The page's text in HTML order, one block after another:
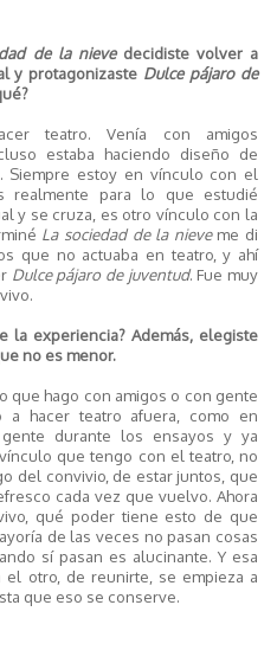
de la nieve decidiste volver a
y protagonizaste Dulce pájaro de
teatro. Venía con amigos
estaba haciendo diseño de
Siempre estoy en vínculo con el
realmente para lo que estudié
y se cruza, es otro vínculo con la
La sociedad de la nieve me di
que no actuaba en teatro, y ahí
Dulce pájaro de juventud. Fue muy
la experiencia? Además, elegiste
no es menor.
que hago con amigos o con gente
a hacer teatro afuera, como en
durante los ensayos y ya
que tengo con el teatro, no
del convivio, de estar juntos, que
cada vez que vuelvo. Ahora
qué poder tiene esto de que
de las veces no pasan cosas
sí pasan es alucinante. Y esa
otro, de reunirte, se empieza a
que eso se conserve.